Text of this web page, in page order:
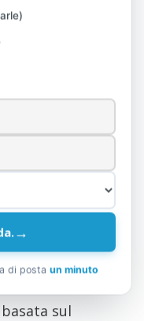
e alla
Riguarda i
non è
Il 17
per
bozza di
da
sul
→
di posta un minuto